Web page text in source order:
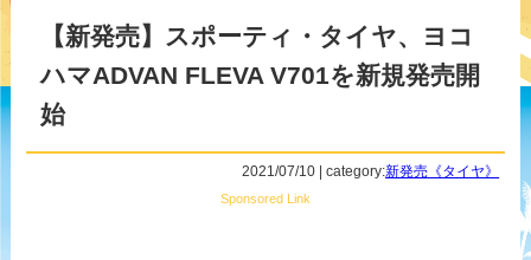
【新発売】スポーティ・タイヤ、ヨコ
ハマADVAN FLEVA V701を新規発売開
始
2021/07/10 | category:新発売《タイヤ》
Sponsored Link